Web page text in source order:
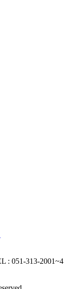
: 051-313-2001~4